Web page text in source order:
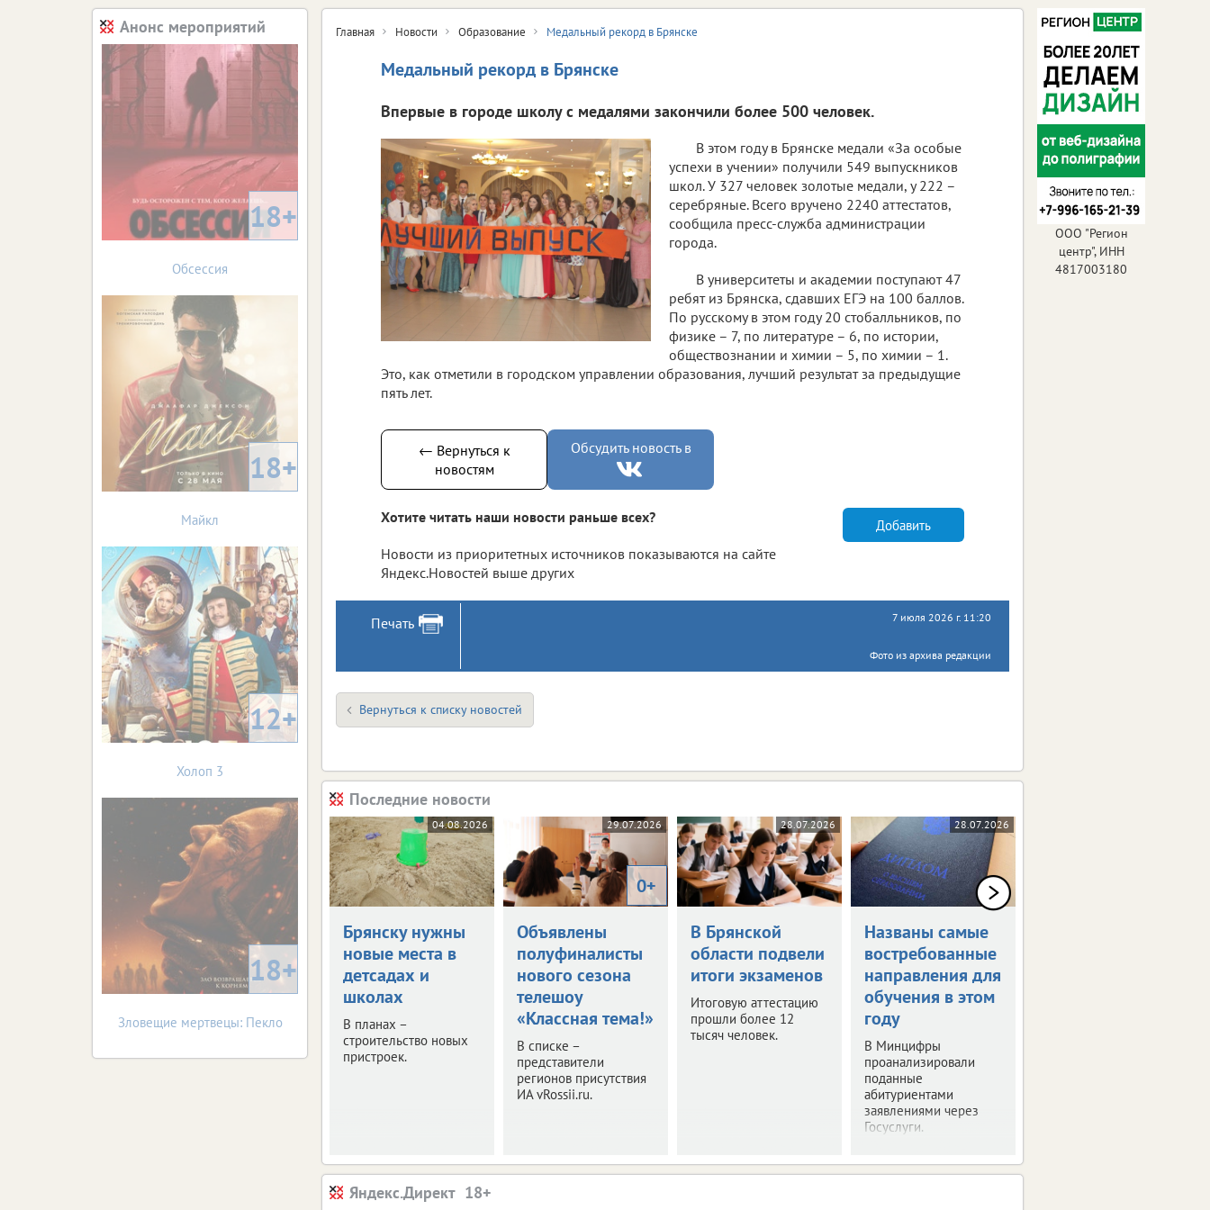
Главная Новости Образование Медальный рекорд в Брянске
Медальный рекорд в Брянске
Впервые в городе школу с медалями закончили более 500 человек.
В этом году в Брянске медали «За особые
успехи в учении» получили 549 выпускников
школ. У 327 человек золотые медали, у 222 –
серебряные. Всего вручено 2240 аттестатов,
сообщила пресс-служба администрации
города.
В университеты и академии поступают 47
ребят из Брянска, сдавших ЕГЭ на 100 баллов.
По русскому в этом году 20 стобалльников, по
физике – 7, по литературе – 6, по истории,
обществознании и химии – 5, по химии – 1.
Это, как отметили в городском управлении образования, лучший результат за предыдущие
пять лет.
← Вернуться к
новостям
Обсудить новость в
Хотите читать наши новости раньше всех?
Новости из приоритетных источников показываются на сайте
Яндекс.Новостей выше других
Добавить
Печать 7 июля 2026 г. 11:20
Фото из архива редакции
Вернуться к списку новостей
Последние новости
04.08.2026
Брянску нужны
новые места в
детсадах и
школах
В планах –
строительство новых
пристроек.
29.07.2026
0+
Объявлены
полуфиналисты
нового сезона
телешоу
«Классная тема!»
В списке –
представители
регионов присутствия
ИА vRossii.ru.
28.07.2026
В Брянской
области подвели
итоги экзаменов
Итоговую аттестацию
прошли более 12
тысяч человек.
28.07.2026
Названы самые
востребованные
направления для
обучения в этом
году
В Минцифры
проанализировали
поданные
абитуриентами
заявлениями через
Госуслуги.
Яндекс.Директ
Анонс мероприятий
18+
Обсессия
18+
Майкл
12+
Холоп 3
18+
Зловещие мертвецы: Пекло
ООО "Регион
центр", ИНН
4817003180